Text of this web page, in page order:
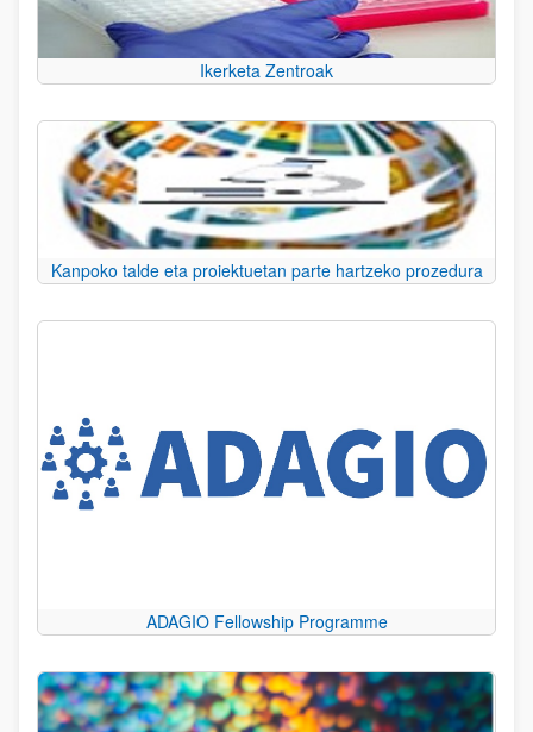
Ikerketa Zentroak
Kanpoko talde eta proiektuetan parte hartzeko prozedura
ADAGIO Fellowship Programme